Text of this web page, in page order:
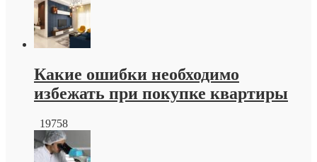
Какие ошибки необходимо
избежать при покупке квартиры
19758